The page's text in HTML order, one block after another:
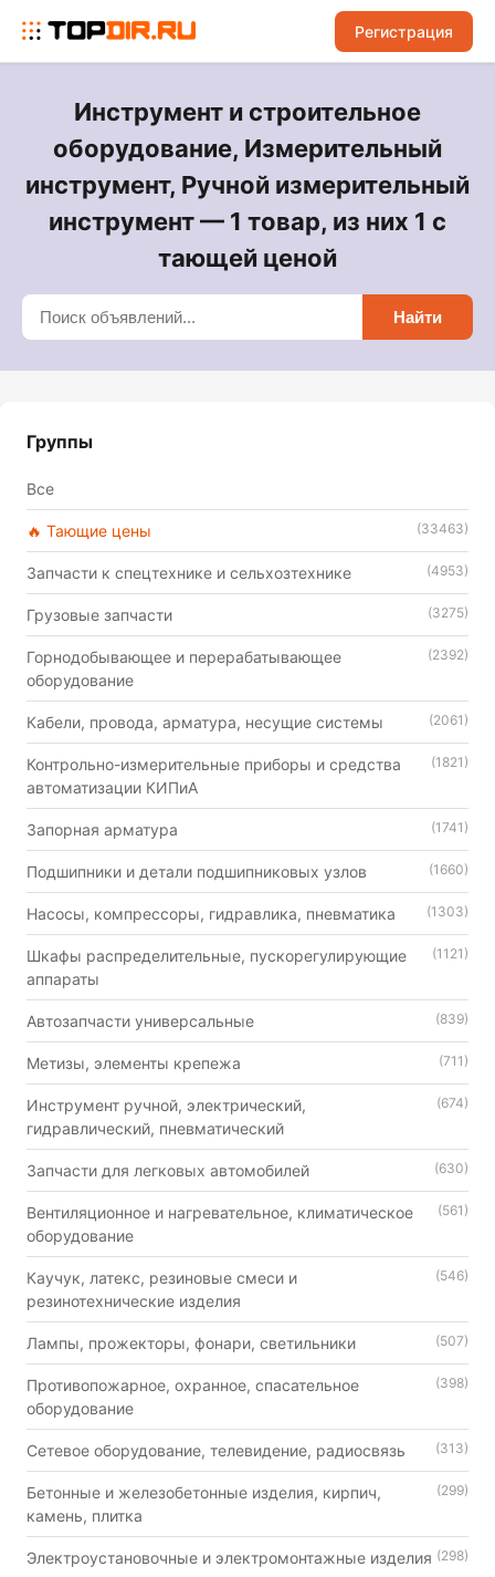
Регистрация
Инструмент и строительное
оборудование, Измерительный
инструмент, Ручной измерительный
инструмент — 1 товар, из них 1 с
тающей ценой
Найти
Группы
Все
🔥 Тающие цены (33463)
Запчасти к спецтехнике и сельхозтехнике (4953)
Грузовые запчасти (3275)
Горнодобывающее и перерабатывающее
оборудование
(2392)
Кабели, провода, арматура, несущие системы (2061)
Контрольно-измерительные приборы и средства
автоматизации КИПиА
(1821)
Запорная арматура (1741)
Подшипники и детали подшипниковых узлов (1660)
Насосы, компрессоры, гидравлика, пневматика (1303)
Шкафы распределительные, пускорегулирующие
аппараты
(1121)
Автозапчасти универсальные (839)
Метизы, элементы крепежа (711)
Инструмент ручной, электрический,
гидравлический, пневматический
(674)
Запчасти для легковых автомобилей (630)
Вентиляционное и нагревательное, климатическое
оборудование
(561)
Каучук, латекс, резиновые смеси и
резинотехнические изделия
(546)
Лампы, прожекторы, фонари, светильники (507)
Противопожарное, охранное, спасательное
оборудование
(398)
Сетевое оборудование, телевидение, радиосвязь (313)
Бетонные и железобетонные изделия, кирпич,
камень, плитка
(299)
Электроустановочные и электромонтажные изделия (298)